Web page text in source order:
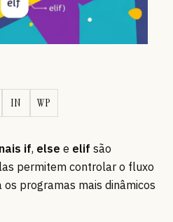
IN WP
if, else e elif são
permitem controlar o fluxo
programas mais dinâmicos